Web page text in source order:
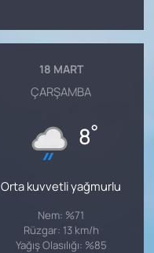
18 MART
ÇARŞAMBA
8°
Orta kuvvetli yağmurlu
Nem: %71
Rüzgar: 13 km/h
Yağış Olasılığı: %85